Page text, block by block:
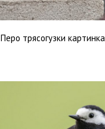
Перо трясогузки картинка